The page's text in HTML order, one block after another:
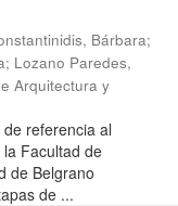
Bárbara;
; Lozano Paredes,
Arquitectura y
referencia al
Facultad de
de Belgrano
de ...